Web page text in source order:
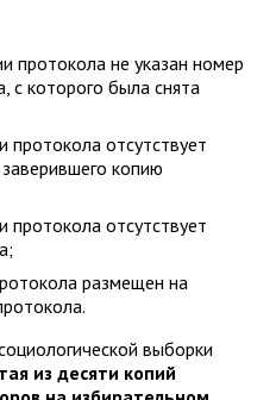
протокола не указан номер
с которого была снята
протокола отсутствует
копию
протокола отсутствует
размещен на
выборки
из десяти копий